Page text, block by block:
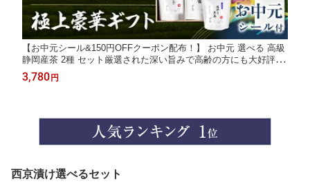
【お中元シール&150円OFFクーポン配布！】 お中元 選べる 高級
静岡産茶 2種 セット厳選された深い旨みで高齢の方にも大好評！
ギフト 高級木箱入 お茶 茶 玉露 深炒り煎茶 煎茶 棒ほうじ茶 ほう
じ茶 和紅茶 紅茶 茶葉 国産 静岡 高級 豪華 2026
3,780円
西京漬け選べるセット